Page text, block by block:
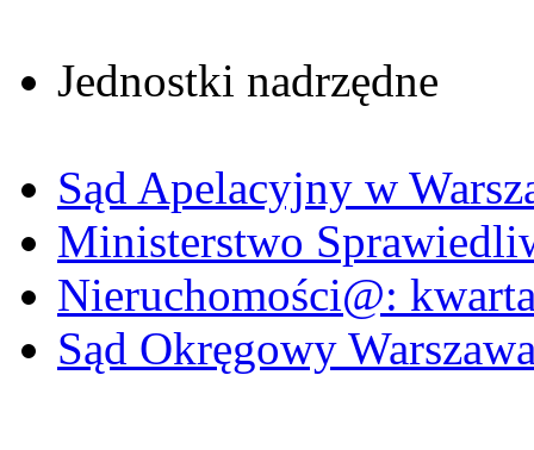
Jednostki nadrzędne
Sąd Apelacyjny w
Ministerstwo
Nieruchomości@:
Sąd Okręgowy